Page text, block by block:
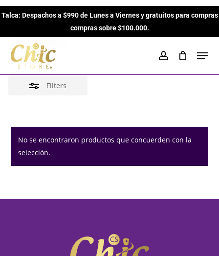
Skip
to
content
Talca: Despachos a $990 de Lunes a Viernes y gratuitos para compras
compras sobre $100.000.
account
Clinique
Inicio Brands Clinique
Filters
No se encontraron productos que concuerden con la
selección.